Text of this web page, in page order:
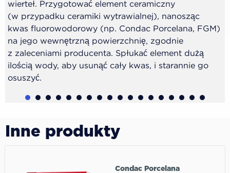
wierteł. Przygotować element ceramiczny
(w przypadku ceramiki wytrawialnej), nanosząc
kwas fluorowodorowy (np. Condac Porcelana, FGM)
na jego wewnętrzną powierzchnię, zgodnie
z zaleceniami producenta. Spłukać element dużą
ilością wody, aby usunąć cały kwas, i starannie go
osuszyć.
1 2 3 4 5 6 7 8 9 10
Inne produkty
Condac Porcelana